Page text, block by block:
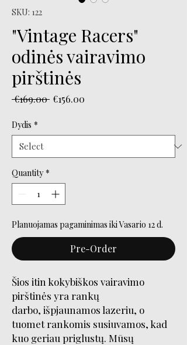
SKU: 122
"Vintage Racers"
odinės vairavimo
pirštinės
€169.00 Regular
€156.00
Dydis *
Quantity *
Planuojamas pagaminimas iki Vasario 12 d.
Pre-Order
Šios itin kokybiškos vairavimo
pirštinės yra rankų
darbo, išpjaunamos lazeriu, o
tuomet rankomis susiuvamos, kad
kuo geriau priglustų. Mūsų